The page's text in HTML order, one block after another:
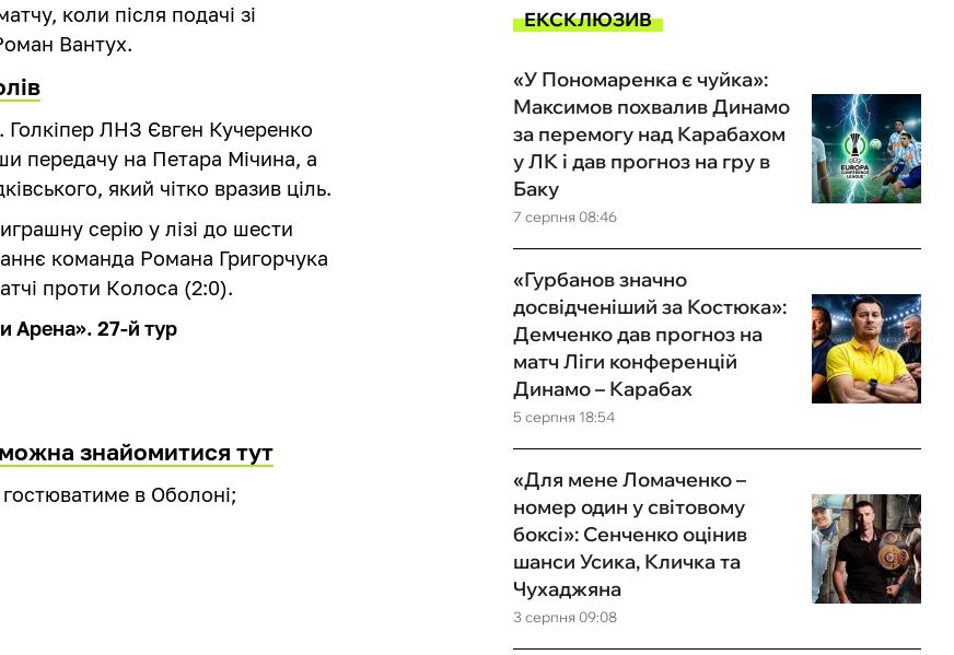
коли після подачі зі
Вантух.
Голкіпер ЛНЗ Євген Кучеренко
передачу на Петара Мічина, а
який чітко вразив ціль.
серію у лізі до шести
команда Романа Григорчука
проти Колоса (2:0).
Арена». 27-й тур
знайомитися тут
в Оболоні;
ЕКСКЛЮЗИВ
7 серпня 08:46
«У Пономаренка є чуйка»:
Максимов похвалив Динамо
за перемогу над Карабахом
у ЛК і дав прогноз на гру в
Баку
5 серпня 18:54
«Гурбанов значно
досвідченіший за Костюка»:
Демченко дав прогноз на
матч Ліги конференцій
Динамо – Карабах
3 серпня 09:08
«Для мене Ломаченко –
номер один у світовому
боксі»: Сенченко оцінив
шанси Усика, Кличка та
Чухаджяна